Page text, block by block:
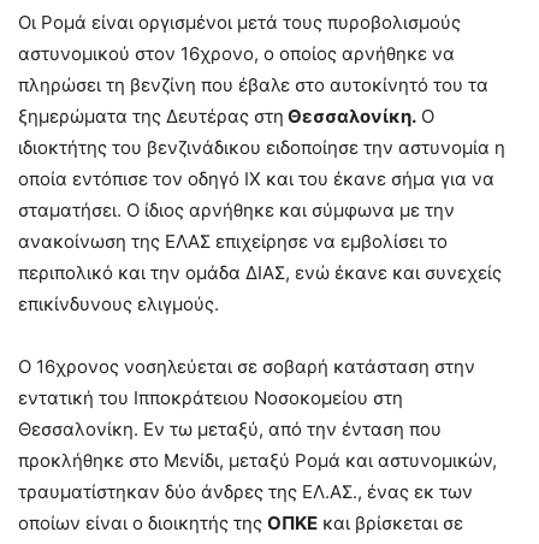
Οι Ρομά είναι οργισμένοι μετά τους πυροβολισμούς
αστυνομικού στον 16χρονο, ο οποίος αρνήθηκε να
πληρώσει τη βενζίνη που έβαλε στο αυτοκίνητό του τα
ξημερώματα της Δευτέρας στη Θεσσαλονίκη. Ο
ιδιοκτήτης του βενζινάδικου ειδοποίησε την αστυνομία η
οποία εντόπισε τον οδηγό ΙΧ και του έκανε σήμα για να
σταματήσει. Ο ίδιος αρνήθηκε και σύμφωνα με την
ανακοίνωση της ΕΛΑΣ επιχείρησε να εμβολίσει το
περιπολικό και την ομάδα ΔΙΑΣ, ενώ έκανε και συνεχείς
επικίνδυνους ελιγμούς.
Ο 16χρονος νοσηλεύεται σε σοβαρή κατάσταση στην
εντατική του Ιπποκράτειου Νοσοκομείου στη
Θεσσαλονίκη. Εν τω μεταξύ, από την ένταση που
προκλήθηκε στο Μενίδι, μεταξύ Ρομά και αστυνομικών,
τραυματίστηκαν δύο άνδρες της ΕΛ.ΑΣ., ένας εκ των
οποίων είναι ο διοικητής της ΟΠΚΕ και βρίσκεται σε